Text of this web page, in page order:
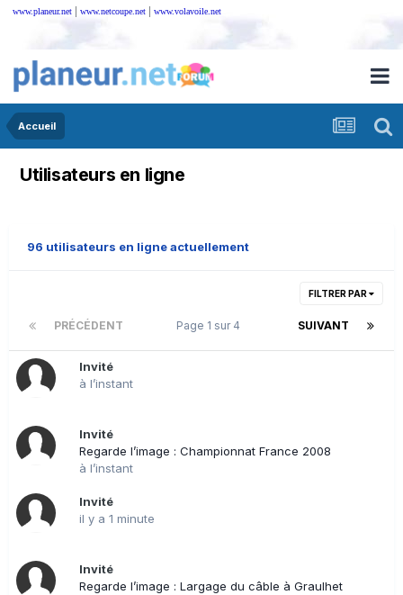
www.planeur.net | www.netcoupe.net | www.volavoile.net
Accueil
Utilisateurs en ligne
96 utilisateurs en ligne actuellement
FILTRER PAR
PRÉCÉDENT SUIVANT
Page 1 sur 4
Invité
à l’instant
Invité
Regarde l’image : Championnat France 2008
à l’instant
Invité
il y a 1 minute
Invité
Regarde l’image : Largage du câble à Graulhet